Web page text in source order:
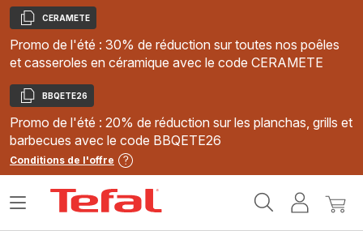
Copier
CERAMETE
Promo de l'été : 30% de réduction sur toutes nos poêles
et casseroles en céramique avec le code CERAMETE
Copier
BBQETE26
Promo de l'été : 20% de réduction sur les planchas, grills et
barbecues avec le code BBQETE26
Conditions de l'offre
MonMon
Ouvrir